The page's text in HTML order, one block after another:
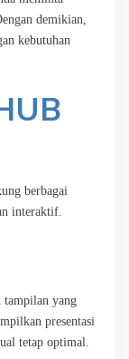
demikian,
kebutuhan
berbagai
interaktif.
tampilan yang
presentasi
tetap optimal.